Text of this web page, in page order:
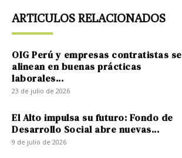
ARTICULOS RELACIONADOS
OIG Perú y empresas contratistas se
alinean en buenas prácticas
laborales...
23 de julio de 2026
El Alto impulsa su futuro: Fondo de
Desarrollo Social abre nuevas...
9 de julio de 2026